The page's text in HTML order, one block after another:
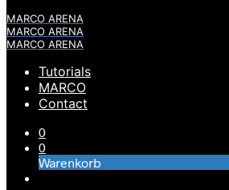
MARCO ARENA
MARCO ARENA
MARCO ARENA
Tutorials
MARCO
Contact
0
0
Warenkorb